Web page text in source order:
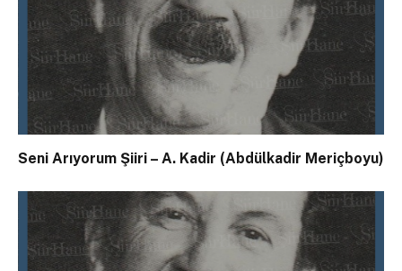
Seni Arıyorum Şiiri – A. Kadir (Abdülkadir Meriçboyu)